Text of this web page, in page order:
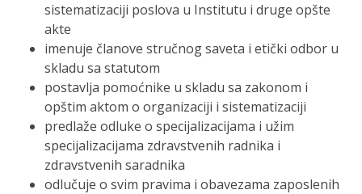
sistematizaciji poslova u Institutu i druge opšte
akte
imenuje članove stručnog saveta i etički odbor u
skladu sa statutom
postavlja pomoćnike u skladu sa zakonom i
opštim aktom o organizaciji i sistematizaciji
predlaže odluke o specijalizacijama i užim
specijalizacijama zdravstvenih radnika i
zdravstvenih saradnika
odlučuje o svim pravima i obavezama zaposlenih